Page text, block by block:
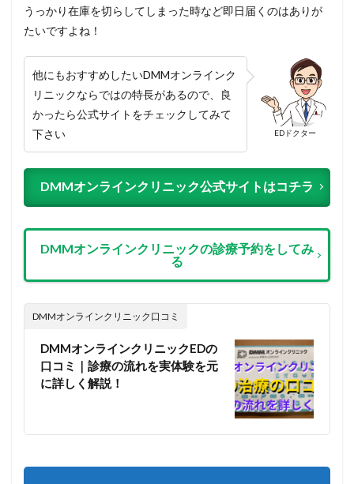
うっかり在庫を切らしてしまった時など即日届くのはありが
たいですよね！
EDドクター
他にもおすすめしたいDMMオンラインク
リニックならではの特長があるので、良
かったら公式サイトをチェックしてみて
下さい
DMMオンラインクリニック公式サイトはコチラ
DMMオンラインクリニックの診療予約をしてみ
る
DMMオンラインクリニック口コミ
DMMオンラインクリニックEDの
口コミ｜診療の流れを実体験を元
に詳しく解説！